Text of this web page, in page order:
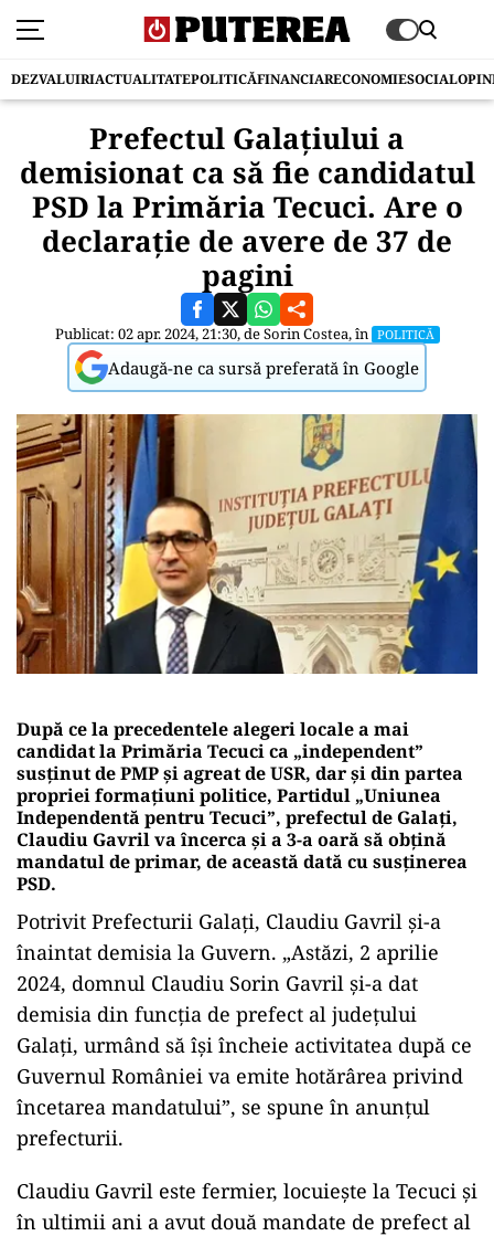
DEZVALUIRIACTUALITATEPOLITICĂFINANCIARECONOMIESOCIAL
Prefectul Galaţiului a
demisionat ca să fie candidatul
PSD la Primăria Tecuci. Are o
declarație de avere de 37 de
pagini
Publicat: 02 apr. 2024, 21:30, deSorin Costea, în POLITICĂ
Adaugă-ne ca sursă preferată în Google
După ce la precedentele alegeri locale a mai
candidat la Primăria Tecuci ca „independent”
susținut de PMP și agreat de USR, dar și din partea
propriei formațiuni politice, Partidul „Uniunea
Independentă pentru Tecuci”, prefectul de Galați,
Claudiu Gavril va încerca și a 3-a oară să obțină
mandatul de primar, de această dată cu susținerea
PSD.
Potrivit Prefecturii Galați, Claudiu Gavril și-a
înaintat demisia la Guvern. „Astăzi, 2 aprilie
2024, domnul Claudiu Sorin Gavril și-a dat
demisia din funcția de prefect al județului
Galați, urmând să își încheie activitatea după ce
Guvernul României va emite hotărârea privind
încetarea mandatului”, se spune în anunțul
prefecturii.
Claudiu Gavril este fermier, locuiește la Tecuci și
în ultimii ani a avut două mandate de prefect al